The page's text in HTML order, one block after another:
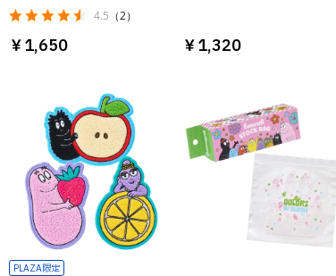
4.5 （2）
￥1,650 ￥1,320
PLAZA限定